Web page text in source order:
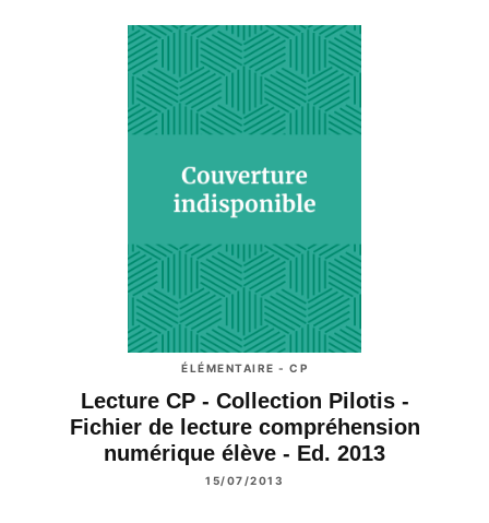
ÉLÉMENTAIRE - CP
Lecture CP - Collection Pilotis -
Fichier de lecture compréhension
numérique élève - Ed. 2013
15/07/2013